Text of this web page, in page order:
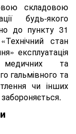
складовою
будь-якого
до пункту 31
стан
експлуатація
та
гальмівного та
чи інших